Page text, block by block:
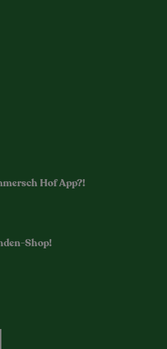
Hof App?!
www.bosshammersch-
Shop!
https://www.demeter.de/